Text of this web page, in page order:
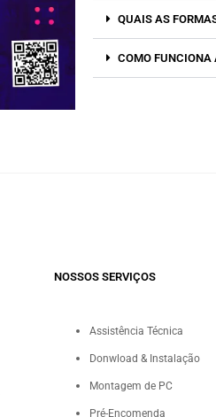
QUAIS AS
COMO FUNCIONA
NOSSOS SERVIÇOS​
Assistência Técnica
Donwload & Instalação
Montagem de PC
Pré-Encomenda